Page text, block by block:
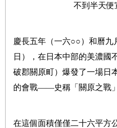
不到半天便
慶長五年（一六○○）和曆九
日），在日本中部的美濃國
破郡關原町）爆發了一場日
的會戰——史稱「關原之戰」
在這個面積僅僅二十六平方